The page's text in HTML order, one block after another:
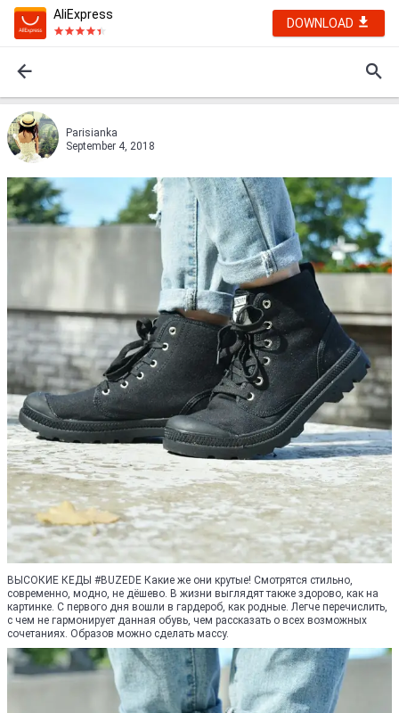
AliExpress
DOWNLOAD
Parisianka
September 4, 2018
ВЫСОКИЕ КЕДЫ #BUZEDE Какие же они крутые! Смотрятся стильно,
современно, модно, не дёшево. В жизни выглядят также здорово, как на
картинке. С первого дня вошли в гардероб, как родные. Легче перечислить,
с чем не гармонирует данная обувь, чем рассказать о всех возможных
сочетаниях. Образов можно сделать массу.